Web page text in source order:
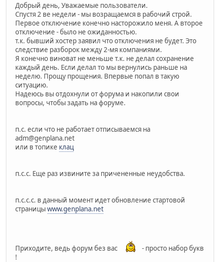
Добрый день, Уважаемые пользователи.
Спустя 2 ве недели - мы возращаемся в рабочий строй.
Первое отключение конечно насторожило меня. А второе
отключение - было не ожиданностью.
т.к. бывший хостер заявил что отключения не будет. Это
следствие разборок между 2-мя компаниями.
Я конечно виноват не меньше т.к. не делал сохранение
каждый день. Если делал то мы вернулись раньше на
неделю. Прощу прощения. Впервые попал в такую
ситуацию.
Надеюсь вы отдохнули от форума и накопили свои
вопросы, чтобы задать на форуме.
п.с. если что не работает отписываемся на
adm@genplana.net
или в топике клац
п.с.с. Еще раз извините за причененные неудобства.
п.с.с.с. в данный момент идет обновление стартовой
страницыwww.genplana.net
Приходите, ведь форум без вас
- просто набор букв
!